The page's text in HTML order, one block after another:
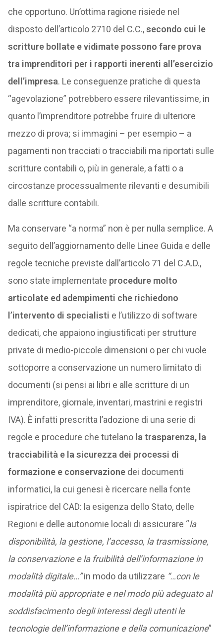
che opportuno. Un’ottima ragione risiede nel
disposto dell’articolo 2710 del C.C.,secondo cui le
scritture bollate e vidimate possono fare prova
tra imprenditori per i rapporti inerenti all’esercizio
dell’impresa. Le conseguenze pratiche di questa
“agevolazione” potrebbero essere rilevantissime, in
quanto l’imprenditore potrebbe fruire di ulteriore
mezzo di prova; si immagini – per esempio – a
pagamenti non tracciati o tracciabili ma riportati sulle
scritture contabili o, più in generale, a fatti o a
circostanze processualmente rilevanti e desumibili
dalle scritture contabili.
Ma conservare “a norma” non è per nulla semplice. A
seguito dell’aggiornamento delle Linee Guida e delle
regole tecniche previste dall’articolo 71 del C.A.D.,
sono state implementate procedure molto
articolate ed adempimenti che richiedono
l’intervento di specialisti e l’utilizzo di software
dedicati, che appaiono ingiustificati per strutture
private di medio-piccole dimensioni o per chi vuole
sottoporre a conservazione un numero limitato di
documenti (si pensi ai libri e alle scritture di un
imprenditore, giornale, inventari, mastrini e registri
IVA). È infatti prescritta l’adozione di una serie di
regole e procedure che tutelano la trasparenza, la
tracciabilità e la sicurezza dei processi di
formazione e conservazionedei documenti
informatici, la cui genesi è ricercare nella fonte
ispiratrice del CAD: la esigenza dello Stato, delle
Regioni e delle autonomie locali di assicurare “la
disponibilità, la gestione, l’accesso, la trasmissione,
la conservazione e la fruibilità dell’informazione in
modalità digitale…”in modo da utilizzare “…con le
modalità più appropriate e nel modo più adeguato al
soddisfacimento degli interessi degli utenti le
tecnologie dell’informazione e della comunicazione”